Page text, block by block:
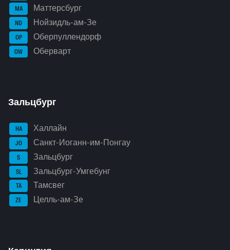
MA Маттерсбург
ND Нойзидль-ам-Зе
OP Оберпуллендорф
OW Оберварт
Зальцбург
HA Халлайн
JO Санкт-Иоганн-им-Понгау
S Зальцбург
SL Зальцбург-Умгебунг
TA Тамсвег
ZE Целль-ам-Зе